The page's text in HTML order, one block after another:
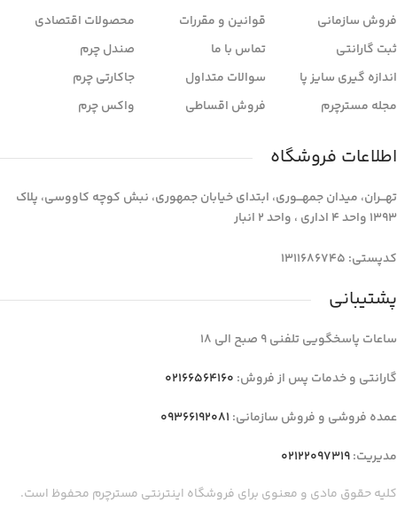
فروش سازمانی
ثبت گارانتی
اندازه گیری سایز پا
مجله مسترچرم
قوانین و مقررات
تماس با ما
سوالات متداول
فروش اقساطی
محصولات اقتصادی
صندل چرم
جاکارتی چرم
واکس چرم
اطلاعات فروشگاه
تهـــران، میدان جمهـــوری، ابتدای خیابان جمهوری، نبش کوچه کاووسی، پلاک
1393 واحد 4 اداری ، واحد 2 انبار
کدپستی: 1311686745
پشتیبانی
ساعات پاسخگویی تلفنی 9 صبح الی 18
گارانتی و خدمات پس از فروش: 02166564160
عمده فروشی و فروش سازمانی: 09366192081
مدیریت:02122097319
کلیه حقوق مادی و معنوی برای فروشگاه اینترنتی مسترچرم محفوظ است.